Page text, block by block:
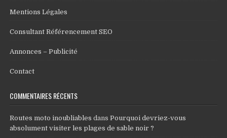
Mentions Légales
Consultant Référencement SEO
Annonces – Publicité
Contact
COMMENTAIRES RÉCENTS
Routes moto inoubliables dansPourquoi devriez-vous
absolument visiter les plages de sable noir ?